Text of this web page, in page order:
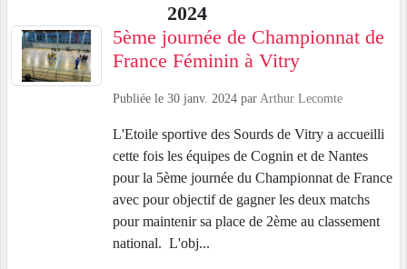
2024
5ème journée de Championnat de
France Féminin à Vitry
Publiée le 30 janv. 2024 par Arthur Lecomte
L'Etoile sportive des Sourds de Vitry a accueilli
cette fois les équipes de Cognin et de Nantes
pour la 5ème journée du Championnat de France
avec pour objectif de gagner les deux matchs
pour maintenir sa place de 2ème au classement
national. L'obj...